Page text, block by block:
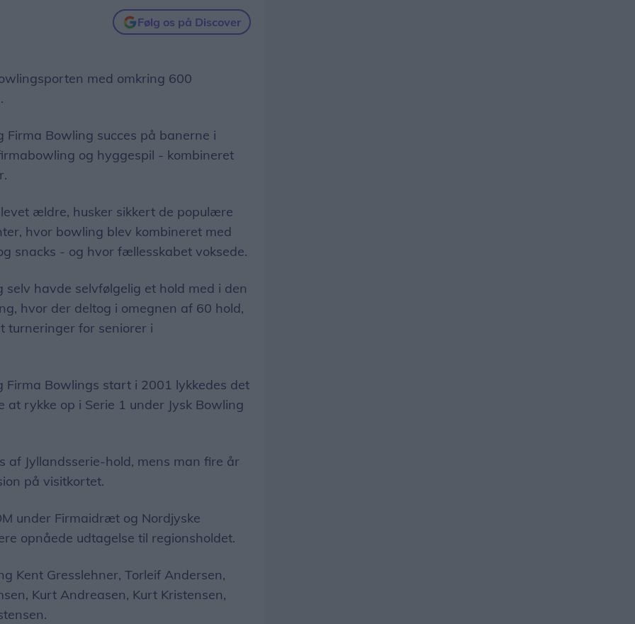
Følg os på Discover
med omkring 600
Bowling succes på banerne i
og hyggespil - kombineret
ældre, husker sikkert de populære
hvor bowling blev kombineret med
snacks - og hvor fællesskabet voksede.
selv havde selvfølgelig et hold med i den
hvor der deltog i omegnen af 60 hold,
turneringer for seniorer i
Firma Bowlings start i 2001 lykkedes det
at rykke op i Serie 1 under Jysk Bowling
af Jyllandsserie-hold, mens man fire år
på visitkortet.
under Firmaidræt og Nordjyske
opnåede udtagelse til regionsholdet.
Kent Gresslehner, Torleif Andersen,
Kurt Andreasen, Kurt Kristensen,